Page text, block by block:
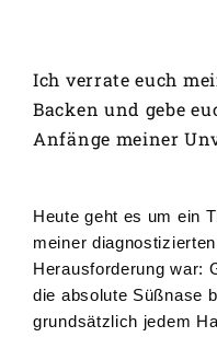
Ich verrate euch
Backen und gebe
Anfänge meiner
Heute geht es um ein
meiner
Herausforderung war:
die absolute Süßnase
grundsätzlich jedem